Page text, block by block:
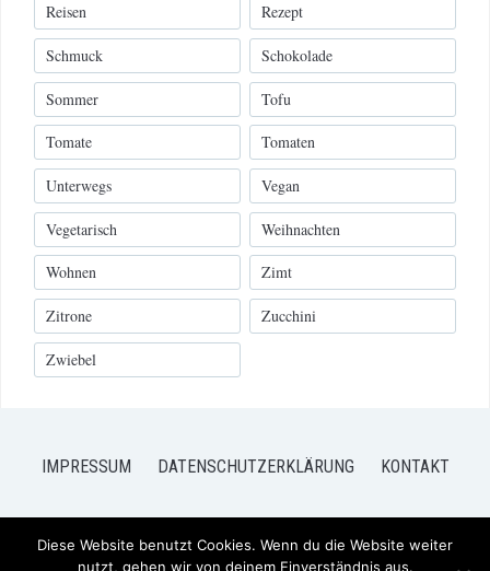
Reisen Rezept
Schmuck Schokolade
Sommer Tofu
Tomate Tomaten
Unterwegs Vegan
Vegetarisch Weihnachten
Wohnen Zimt
Zitrone Zucchini
Zwiebel
IMPRESSUM DATENSCHUTZERKLÄRUNG KONTAKT
COPYRIGHT © 2026 FRISCH VERLIEBT - MEIN BLOG FÜR FOOD UND
Diese Website benutzt Cookies. Wenn du die Website weiter
nutzt, gehen wir von deinem Einverständnis aus.